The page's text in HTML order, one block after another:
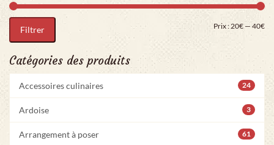
Filtrer Prix :20€ — 40€
Catégories des produits
Accessoires culinaires 24
Ardoise 3
Arrangement à poser 61